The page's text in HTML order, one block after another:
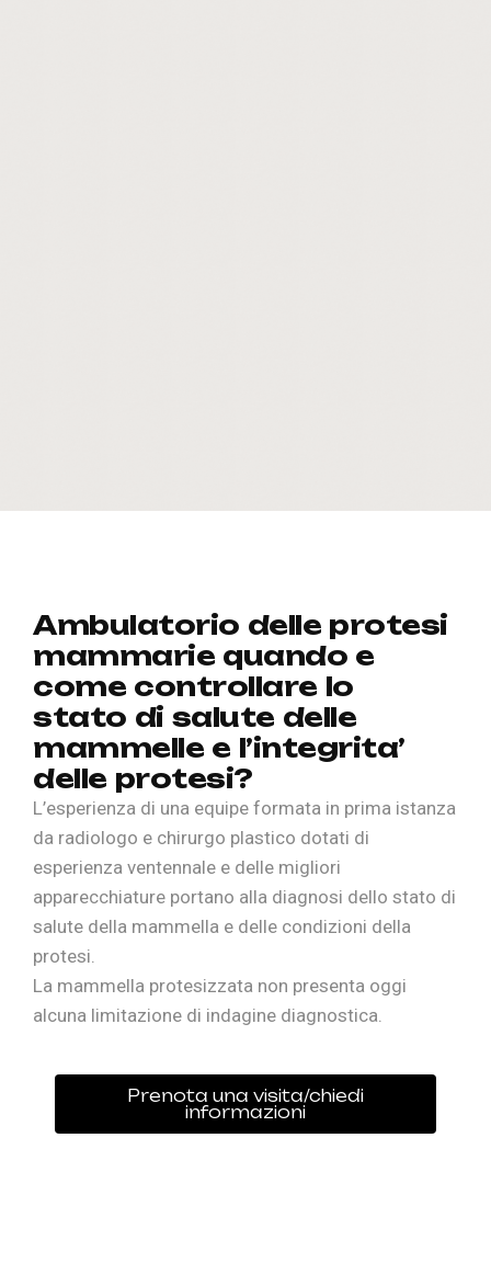
Ambulatorio delle protesi
mammarie quando e
come controllare lo
stato di salute delle
mammelle e l’integrita’
delle protesi?
L’esperienza di una equipe formata in prima istanza
da radiologo e chirurgo plastico dotati di
esperienza ventennale e delle migliori
apparecchiature portano alla diagnosi dello stato di
salute della mammella e delle condizioni della
protesi.
La mammella protesizzata non presenta oggi
alcuna limitazione di indagine diagnostica.
Prenota una visita/chiedi
informazioni